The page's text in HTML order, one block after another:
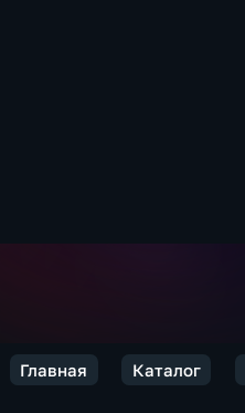
Главная Каталог